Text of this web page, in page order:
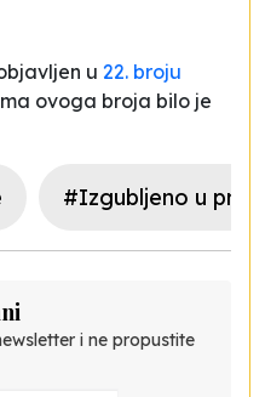
u 22. broju
ovoga broja bilo je
#Izgubljeno u
i ne propustite